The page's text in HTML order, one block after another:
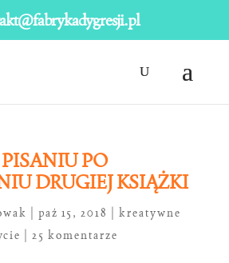
PISANIU PO
DRUGIEJ KSIĄŻKI
paź 15, 2018
kreatywne
25 komentarze